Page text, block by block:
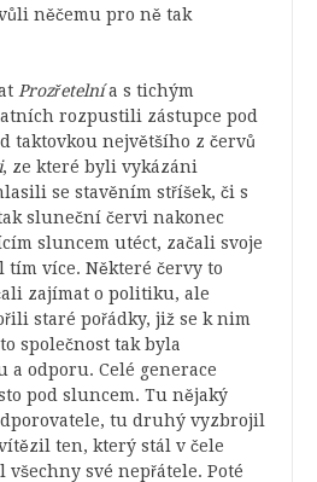
něčemu pro ně tak
Prozřetelnía s tichým
rozpustili zástupce pod
taktovkou největšího z červů
, ze které byli vykázáni
se stavěním stříšek, či s
sluneční červi nakonec
sluncem utéct, začali svoje
více. Některé červy to
zajímat o politiku, ale
staré pořádky, již se k nim
společnost tak byla
a odporu. Celé generace
pod sluncem. Tu nějaký
tu druhý vyzbrojil
ten, který stál v čele
všechny své nepřátele. Poté